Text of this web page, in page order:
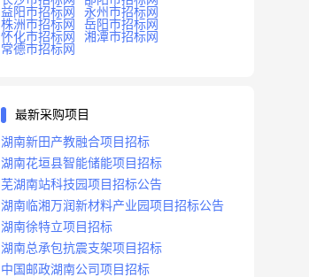
益阳市招标网
永州市招标网
株洲市招标网
岳阳市招标网
怀化市招标网
湘潭市招标网
常德市招标网
最新采购项目
湖南新田产教融合项目招标
湖南花垣县智能储能项目招标
芜湖南站科技园项目招标公告
湖南临湘万润新材料产业园项目招标公告
湖南徐特立项目招标
湖南总承包抗震支架项目招标
中国邮政湖南公司项目招标